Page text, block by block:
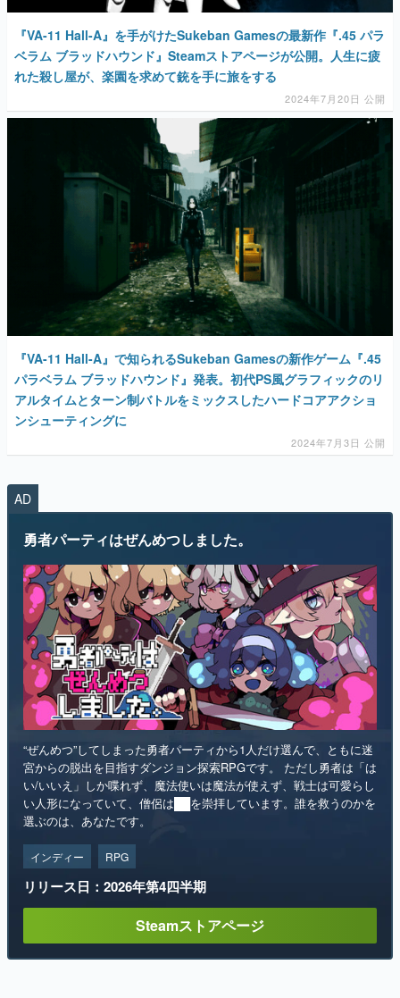
『VA-11 Hall-A』を手がけたSukeban Gamesの最新作『.45 パラ
ベラム ブラッドハウンド』Steamストアページが公開。人生に疲
れた殺し屋が、楽園を求めて銃を手に旅をする
2024年7月20日 公開
『VA-11 Hall-A』で知られるSukeban Gamesの新作ゲーム『.45
パラベラム ブラッドハウンド』発表。初代PS風グラフィックのリ
アルタイムとターン制バトルをミックスしたハードコアアクショ
ンシューティングに
2024年7月3日 公開
AD
勇者パーティはぜんめつしました。
“ぜんめつ”してしまった勇者パーティから1人だけ選んで、ともに迷
宮からの脱出を目指すダンジョン探索RPGです。 ただし勇者は「は
い/いいえ」しか喋れず、魔法使いは魔法が使えず、戦士は可愛らし
い人形になっていて、僧侶は██を崇拝しています。誰を救うのかを
選ぶのは、あなたです。
インディー RPG
リリース日：2026年第4四半期
Steamストアページ